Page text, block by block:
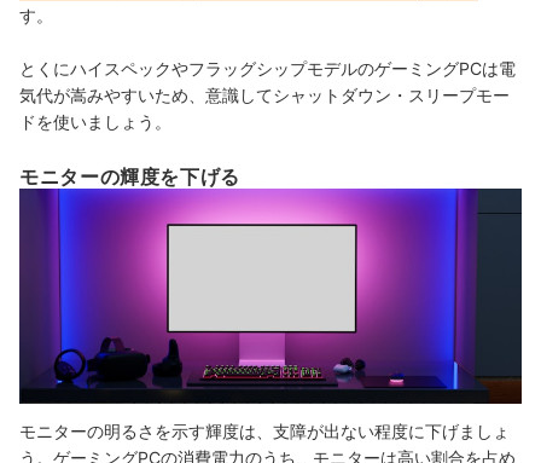
す。
とくにハイスペックやフラッグシップモデルのゲーミングPCは電
気代が嵩みやすいため、意識してシャットダウン・スリープモー
ドを使いましょう。
モニターの輝度を下げる
モニターの明るさを示す輝度は、支障が出ない程度に下げましょ
う。ゲーミングPCの消費電力のうち、モニターは高い割合を占め